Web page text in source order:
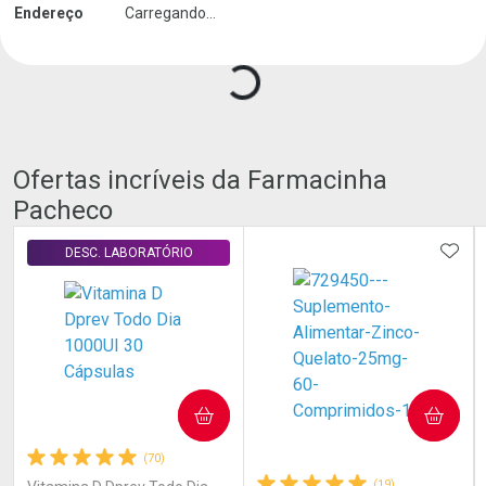
Endereço Carregando...
Ofertas incríveis da Farmacinha
Pacheco
(70)
DESC. LABORATÓRIO
COMPRAR COMPRAR